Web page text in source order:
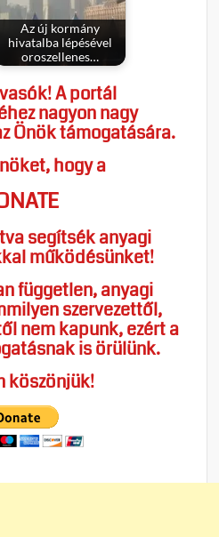
Az új kormány
hivatalba lépésével
oroszellenes…
A portál
nagyon nagy
Önök támogatására.
hogy a
segítsék anyagi
működésünket!
független, anyagi
szervezettől,
nem kapunk, ezért a
is örülünk.
köszönjük!